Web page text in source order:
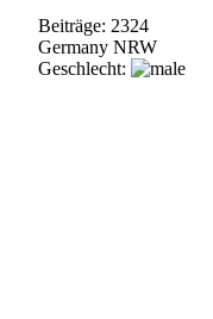
Beiträge: 2324
Germany NRW
Geschlecht: